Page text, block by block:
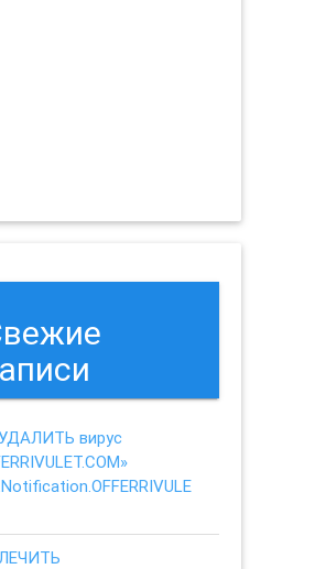
вирус